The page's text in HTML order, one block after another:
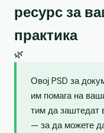
ресурс за
практика
🌿
Овој PSD за
им помага на
тим да заштедат
— за да можете